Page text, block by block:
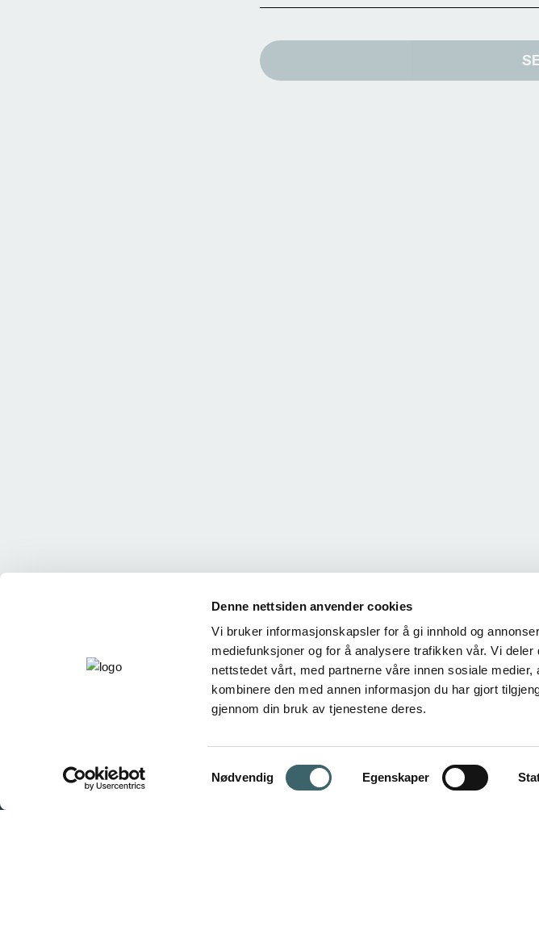
Denne nettsiden anvender cookies
Vi bruker informasjonskapsler for å gi innhold og
mediefunksjoner og for å analysere trafikken vår. Vi
nettstedet vårt, med partnerne våre innen sosiale
kombinere den med annen informasjon du har gjort
gjennom din bruk av tjenestene deres.
Samtykkevalg
Nødvendig Egenskaper